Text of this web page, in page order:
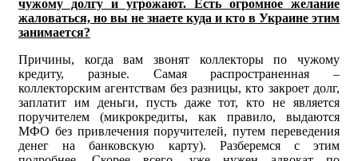
чужому долгу и угрожают. Есть огромное желание
жаловаться, но вы не знаете куда и кто в Украине этим
занимается?
Причины, когда вам звонят коллекторы по чужому
кредиту, разные. Самая распространенная –
коллекторским агентствам без разницы, кто закроет долг,
заплатит им деньги, пусть даже тот, кто не является
поручителем (микрокредиты, как правило, выдаются
МФО без привлечения поручителей, путем переведения
денег на банковскую карту). Разберемся с этим